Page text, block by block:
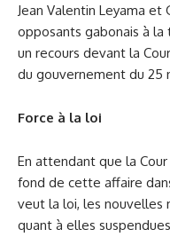
Jean Valentin Leyama
opposants gabonais à
un recours devant la
du gouvernement du 25
Force à la loi
En attendant que la
fond de cette affaire
veut la loi, les nouvelles
quant à elles